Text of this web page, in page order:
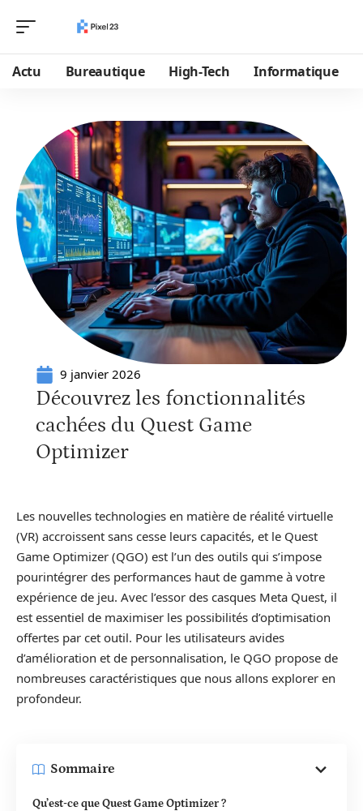
Actu Bureautique High-Tech Informatique
9 janvier 2026
Découvrez les fonctionnalités
cachées du Quest Game
Optimizer
Les nouvelles technologies en matière de réalité virtuelle
(VR) accroissent sans cesse leurs capacités, et le Quest
Game Optimizer (QGO) est l’un des outils qui s’impose
pourintégrer des performances haut de gamme à votre
expérience de jeu. Avec l’essor des casques Meta Quest, il
est essentiel de maximiser les possibilités d’optimisation
offertes par cet outil. Pour les utilisateurs avides
d’amélioration et de personnalisation, le QGO propose de
nombreuses caractéristiques que nous allons explorer en
profondeur.
Sommaire
Qu’est-ce que Quest Game Optimizer ?